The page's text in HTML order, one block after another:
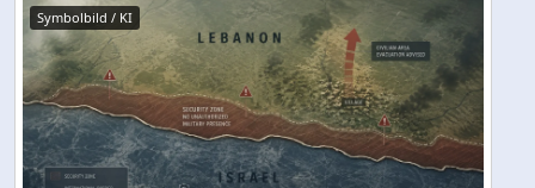
Symbolbild / KI